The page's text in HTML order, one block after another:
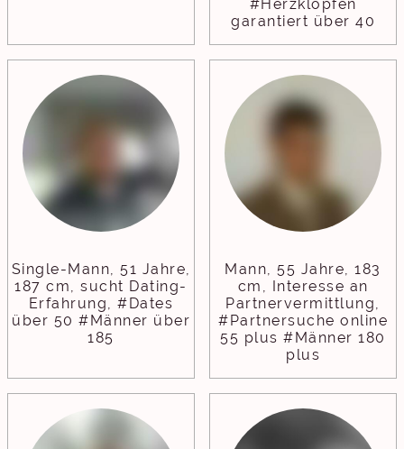
#Herzklopfen
garantiert über 40
Single-Mann, 51 Jahre,
187 cm, sucht Dating-
Erfahrung, #Dates
über 50 #Männer über
185
Mann, 55 Jahre, 183
cm, Interesse an
Partnervermittlung,
#Partnersuche online
55 plus #Männer 180
plus